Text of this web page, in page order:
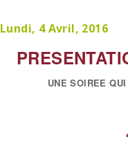
Lundi, 4 Avril, 2016
UNE SOIREE